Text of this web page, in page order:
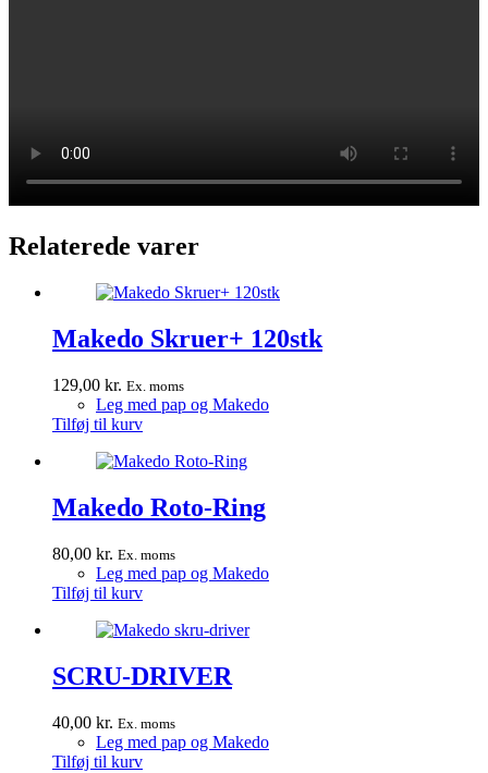
Relaterede varer
Makedo Skruer+ 120stk
129,00 kr. Ex. moms
Leg med pap og Makedo
Tilføj til kurv
Makedo Roto-Ring
80,00 kr. Ex. moms
Leg med pap og Makedo
Tilføj til kurv
SCRU-DRIVER
40,00 kr. Ex. moms
Leg med pap og Makedo
Tilføj til kurv